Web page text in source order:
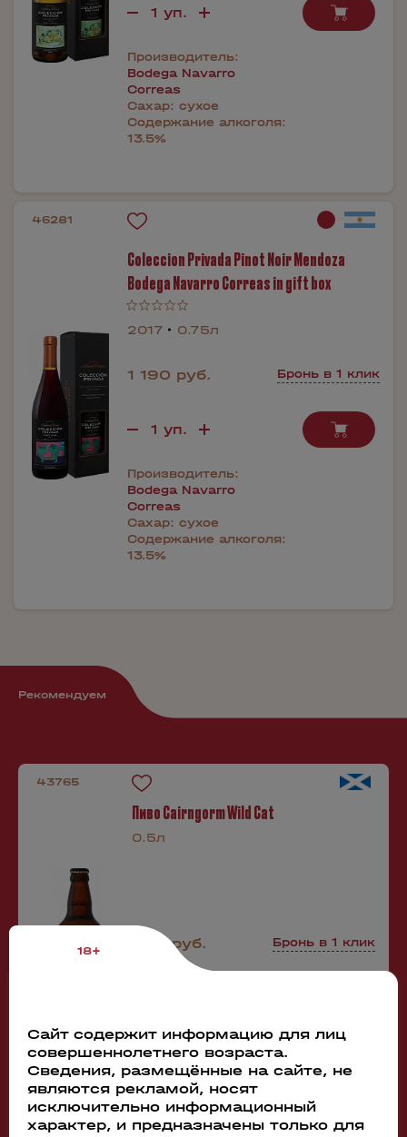
Производитель:
Bodega Navarro
Correas
Сахар: сухое
Содержание алкоголя:
13.5%
46281
Coleccion Privada Pinot Noir Mendoza
Bodega Navarrо Correas in gift box
2017 0.75л
1 190 руб. Бронь в 1 клик
Производитель:
Bodega Navarro
Correas
Сахар: сухое
Содержание алкоголя:
13.5%
Рекомендуем
43765
Пиво Cairngorm Wild Cat
0.5л
230 руб. Бронь в 1 клик
Производитель:
Cairngorm Brewery
Содержание алкоголя:
5.1%
18+
Сайт содержит информацию для лиц
совершеннолетнего возраста.
Сведения, размещённые на сайте, не
являются рекламой, носят
исключительно информационный
характер, и предназначены только для